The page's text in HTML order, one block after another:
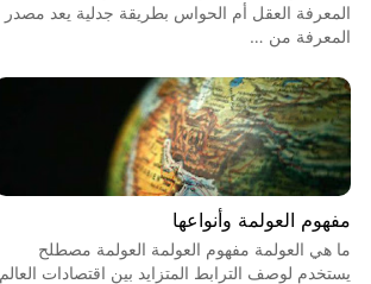
المعرفة العقل أم الحواس بطريقة جدلية يعد مصدر
المعرفة من …
مفهوم العولمة وأنواعها
ما هي العولمة مفهوم العولمة العولمة مصطلح
يستخدم لوصف الترابط المتزايد بين اقتصادات العالم